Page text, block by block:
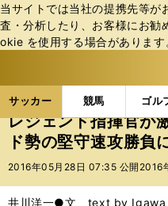
当サイトでは当社の提携先等が
査・分析したり、お客様にお勧
okie を使⽤する場合があります
サッカー 競馬 ゴル
ス
ポ
ル
サッカーの記事一覧
レジェンド指揮官が
ド勢の堅守速攻勝負
2016年05月28日 07:35 公開 2016
井川洋一●文 text by